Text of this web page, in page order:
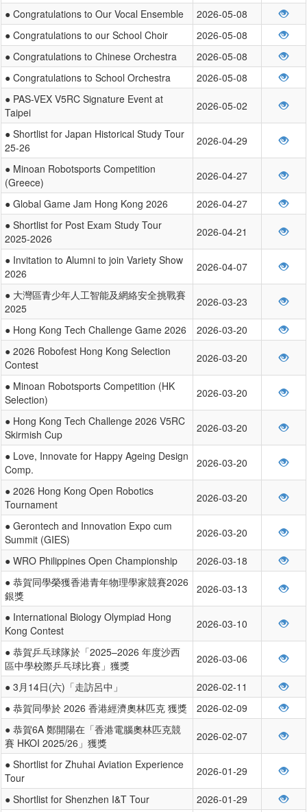
● Congratulations to Our Vocal Ensemble
2026-05-08
● Congratulations to our School Choir
2026-05-08
● Congratulations to Chinese Orchestra
2026-05-08
● Congratulations to School Orchestra
2026-05-08
● PAS-VEX V5RC Signature Event at
Taipei
2026-05-02
● Shortlist for Japan Historical Study Tour
25-26
2026-04-29
● Minoan Robotsports Competition
(Greece)
2026-04-27
● Global Game Jam Hong Kong 2026
2026-04-27
● Shortlist for Post Exam Study Tour
2025-2026
2026-04-21
● Invitation to Alumni to join Variety Show
2026
2026-04-07
● 大灣區青少年人工智能及網絡安全挑戰賽
2025
2026-03-23
● Hong Kong Tech Challenge Game 2026
2026-03-20
● 2026 Robofest Hong Kong Selection
Contest
2026-03-20
● Minoan Robotsports Competition (HK
Selection)
2026-03-20
● Hong Kong Tech Challenge 2026 V5RC
Skirmish Cup
2026-03-20
● Love, Innovate for Happy Ageing Design
Comp.
2026-03-20
● 2026 Hong Kong Open Robotics
Tournament
2026-03-20
● Gerontech and Innovation Expo cum
Summit (GIES)
2026-03-20
● WRO Philippines Open Championship
2026-03-18
● 恭賀同學榮獲香港青年物理學家競賽2026
銀獎
2026-03-13
● International Biology Olympiad Hong
Kong Contest
2026-03-10
● 恭賀乒乓球隊於「2025–2026 年度沙西
區中學校際乒乓球比賽」獲獎
2026-03-06
● 3月14日(六)「走訪呂中」
2026-02-11
● 恭賀同學於 2026 香港經濟奧林匹克 獲獎
2026-02-09
● 恭賀6A 鄭開陽在「香港電腦奧林匹克競
賽 HKOI 2025/26」獲獎
2026-02-07
● Shortlist for Zhuhai Aviation Experience
Tour
2026-01-29
● Shortlist for Shenzhen I&T Tour
2026-01-29